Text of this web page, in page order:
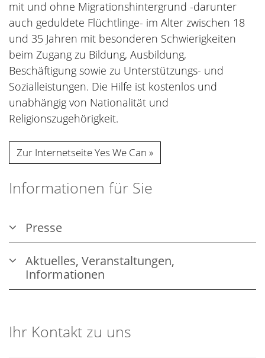
mit und ohne Migrationshintergrund -darunter
auch geduldete Flüchtlinge- im Alter zwischen 18
und 35 Jahren mit besonderen Schwierigkeiten
beim Zugang zu Bildung, Ausbildung,
Beschäftigung sowie zu Unterstützungs- und
Sozialleistungen. Die Hilfe ist kostenlos und
unabhängig von Nationalität und
Religionszugehörigkeit.
Zur Internetseite Yes We Can
Informationen für Sie
Presse
Aktuelles, Veranstaltungen,
Informationen
Ihr Kontakt zu uns